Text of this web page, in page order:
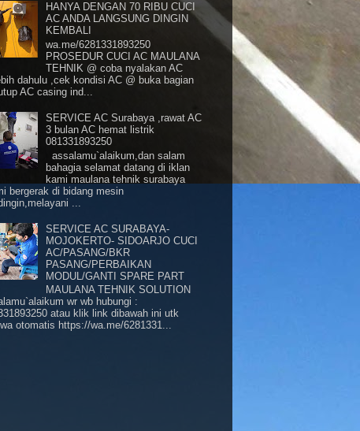
HANYA DENGAN 70 RIBU CUCI
AC ANDA LANGSUNG DINGIN
KEMBALI
wa.me/6281331893250
PROSEDUR CUCI AC MAULANA
TEHNIK @ coba nyalakan AC
dahulu ,cek kondisi AC @ buka bagian
AC casing ind...
SERVICE AC Surabaya ,rawat AC
3 bulan AC hemat listrik
081331893250
assalamu`alaikum,dan salam
bahagia selamat datang di iklan
kami maulana tehnik surabaya
bergerak di bidang mesin
...
SERVICE AC SURABAYA-
MOJOKERTO- SIDOARJO CUCI
AC/PASANG/BKR
PASANG/PERBAIKAN
MODUL/GANTI SPARE PART
MAULANA TEHNIK SOLUTION
wr wb hubungi :
atau klik link dibawah ini utk
otomatis https://wa.me/6281331...